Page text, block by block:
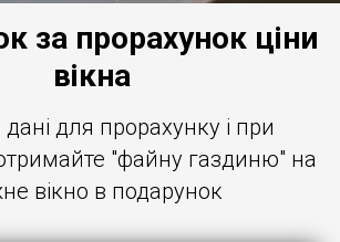
за прорахунок ціни
вікна
для прорахунку і при
"файну газдиню" на
вікно в подарунок